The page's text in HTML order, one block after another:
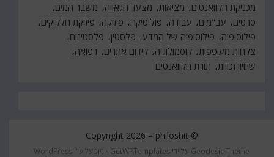
מכניקת הקוואנטים
מציאות מצעד הגאווה
משבר המים
סרטים
עב"מים עבודה פוליטיקה פיזיקה
פיזיקת חלקיקים
פילוסופיה
פילוסופיה של המדע פלסטין פלסטינים
צלחות מעופפות קוסמולוגיה קידום אתרים
רפואה
שיוויון זכויות תורת הקוואנטים
© Copyright 2026 –
philoshit
Geodesic Theme על ידי GetWPTemplates מופעל ע"י WordPress